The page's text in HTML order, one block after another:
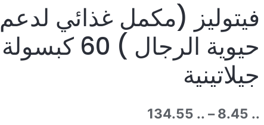
فيتوليز (مكمل غذائي لدعم
حيوية الرجال ) 60 كبسولة
جيلاتينية
8.45 ..
–
134.55 ..